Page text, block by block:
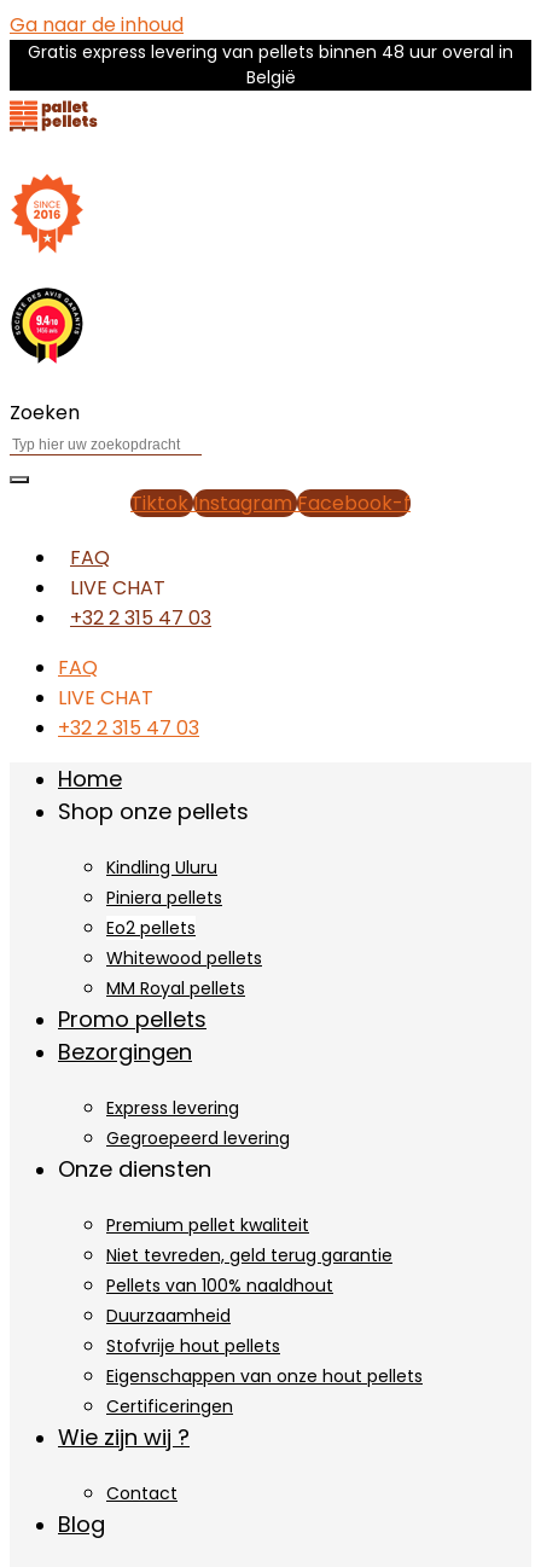
Ga naar de inhoud
Gratis express levering van pellets binnen 48 uur overal in
België
Zoeken
Tiktok Instagram Facebook-f
FAQ
LIVE CHAT
+32 2 315 47 03
FAQ
LIVE CHAT
+32 2 315 47 03
Home
Shop onze pellets
Kindling Uluru
Piniera pellets
Eo2 pellets
Whitewood pellets
MM Royal pellets
Promo pellets
Bezorgingen
Express levering
Gegroepeerd levering
Onze diensten
Premium pellet kwaliteit
Niet tevreden, geld terug garantie
Pellets van 100% naaldhout
Duurzaamheid
Stofvrije hout pellets
Eigenschappen van onze hout pellets
Certificeringen
Wie zijn wij ?
Contact
Blog